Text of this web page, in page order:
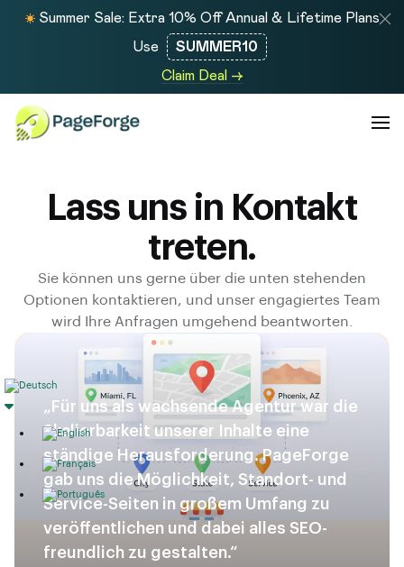
Summer Sale: Extra 10% Off Annual & Lifetime Plans
Use
SUMMER10
Claim Deal →
Lass uns in Kontakt
treten.
Sie können uns gerne über die unten stehenden
Optionen kontaktieren, und unser engagiertes Team
wird Ihre Anfragen umgehend beantworten.
„Für uns als wachsende Agentur war die
Skalierbarkeit unserer Inhalte eine
ständige Herausforderung. PageForge
gab uns die Möglichkeit, Standort- und
Service-Seiten in großem Umfang zu
veröffentlichen und dabei alles SEO-
freundlich zu gestalten.“